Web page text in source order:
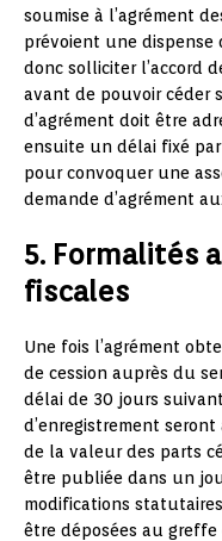
soumise à l’agrément
prévoient une dispense
donc solliciter l’accord
avant de pouvoir céder
d’agrément doit être
ensuite un délai fixé
pour convoquer une
demande d’agrément
5. Formalités
fiscales
Une fois l’agrément
de cession auprès du
délai de 30 jours
d’enregistrement
de la valeur des parts
être publiée dans un
modifications
être déposées au